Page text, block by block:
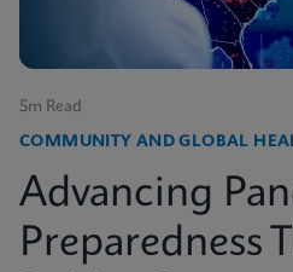
5m Read
COMMUNITY AND GLOBAL
Advancing
Preparedness